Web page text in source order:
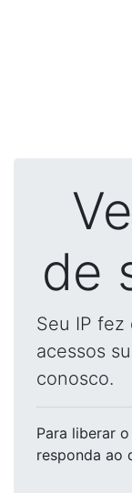
de
Seu IP fez
acessos
conosco.
Para liberar
responda ao